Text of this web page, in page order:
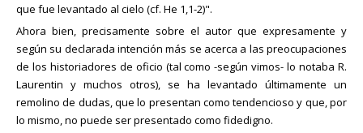
que fue levantado al cielo (cf. He 1,1-2)".
Ahora bien, precisamente sobre el autor que expresamente y
según su declarada intención más se acerca a las preocupaciones
de los historiadores de oficio (tal como -según vimos- lo notaba R.
Laurentin y muchos otros), se ha levantado últimamente un
remolino de dudas, que lo presentan como tendencioso y que, por
lo mismo, no puede ser presentado como fidedigno.